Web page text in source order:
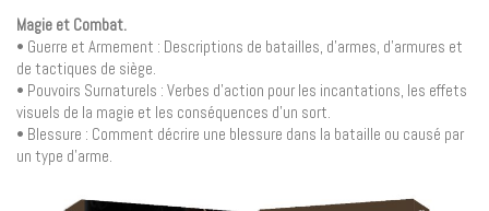
Magie et Combat.
• Guerre et Armement : Descriptions de batailles, d’armes, d’armures et
de tactiques de siège.
• Pouvoirs Surnaturels : Verbes d’action pour les incantations, les effets
visuels de la magie et les conséquences d’un sort.
• Blessure : Comment décrire une blessure dans la bataille ou causé par
un type d’arme.